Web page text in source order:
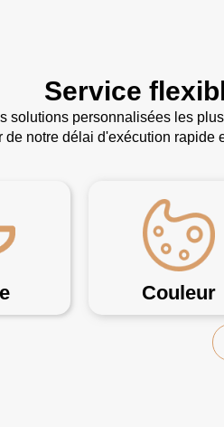
Service
solutions personnalisées les
de notre délai d'exécution
Couleur